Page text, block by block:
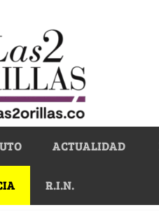
ACTUALIDAD
R.I.N.